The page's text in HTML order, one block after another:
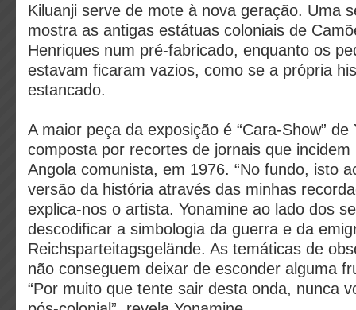
Kiluanji serve de mote à nova geração. Uma
mostra as antigas estátuas coloniais de
Henriques num pré-fabricado, enquanto os
estavam ficaram vazios, como se a própria
estancado.
A maior peça da exposição é “Cara-Show” de
composta por recortes de jornais que
Angola comunista, em 1976. “No fundo, isto
versão da história através das minhas
explica-nos o artista. Yonamine ao lado dos
descodificar a simbologia da guerra e da
Reichsparteitagsgelände. As temáticas de
não conseguem deixar de esconder alguma
“Por muito que tente sair desta onda, nunca